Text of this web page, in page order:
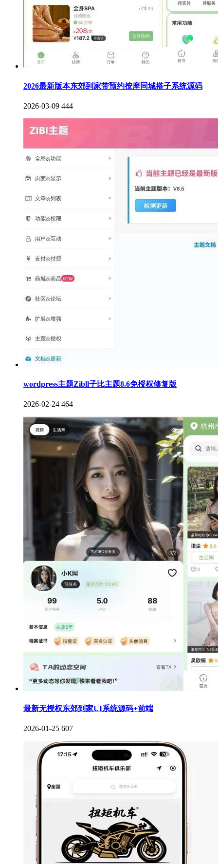
2026最新版本东郊到家带预约按摩同城搭子系统源码
2026-03-09 444
wordpress主题Zibll子比主题8.6免授权修复版
2026-02-24 464
最新无授权东郊到家UI系统源码+前端
2026-01-25 607